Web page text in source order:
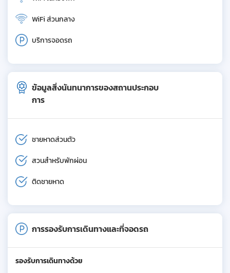
WiFi ส่วนกลาง
บริการจอดรถ
ข้อมูลสิ่งนันทนาการของสถานประกอบ
การ
ชายหาดส่วนตัว
สวนสำหรับพักผ่อน
ติดชายหาด
การรองรับการเดินทางและที่จอดรถ
รองรับการเดินทางด้วย